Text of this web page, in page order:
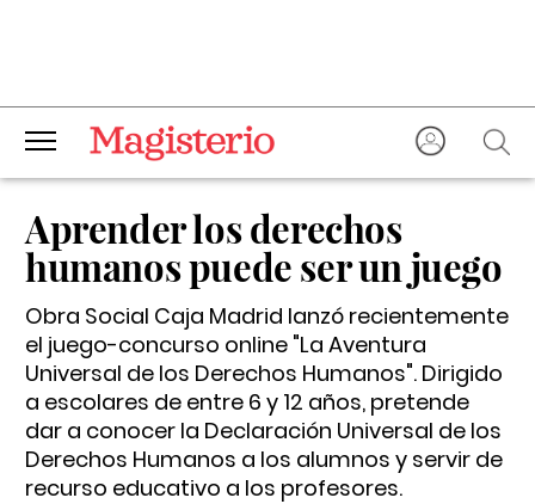
Aprender los derechos
humanos puede ser un juego
Obra Social Caja Madrid lanzó recientemente
el juego-concurso online "La Aventura
Universal de los Derechos Humanos". Dirigido
a escolares de entre 6 y 12 años, pretende
dar a conocer la Declaración Universal de los
Derechos Humanos a los alumnos y servir de
recurso educativo a los profesores.